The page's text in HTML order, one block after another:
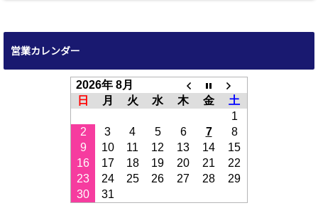
営業カレンダー
2026年 8月
日
月 火 水 木 金
土
1
2
3 4 5 6 7
8
9
10 11 12 13 14
15
16
17 18 19 20 21
22
23
24 25 26 27 28
29
30
31